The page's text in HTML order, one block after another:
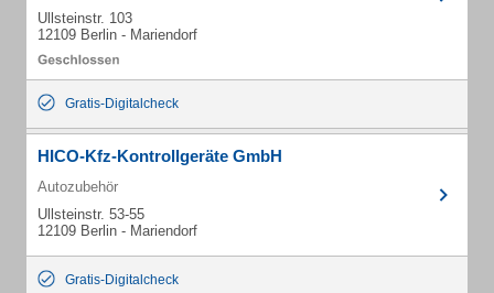
Ullsteinstr. 103
12109 Berlin - Mariendorf
Gratis-Digitalcheck
HICO-Kfz-Kontrollgeräte GmbH
Autozubehör
Ullsteinstr. 53-55
12109 Berlin - Mariendorf
Gratis-Digitalcheck